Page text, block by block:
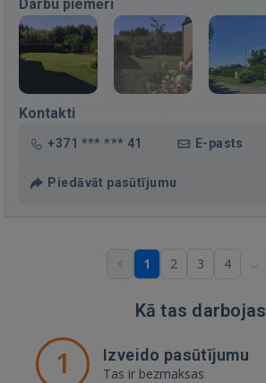
Darbu piemēri
Kontakti
+371 *** *** 41 E-pasts
Piedāvāt pasūtījumu
1 2 3 4 ...
Kā tas darbojas
1 Izveido pasūtījumu
Tas ir bezmaksas